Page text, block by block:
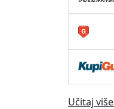
Učitaj više